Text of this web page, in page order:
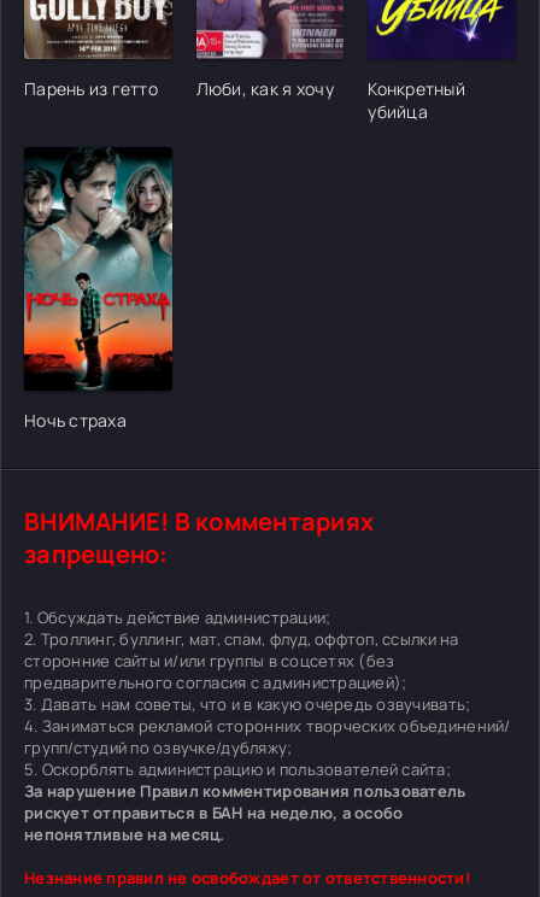
[/xfgiven_cvh_poster_urlcvh_poster_url]
Парень из гетто
[/xfgiven_cvh_poster_urlcvh_poster_url]
Люби, как я хочу
[/
Конкретный
убийца
[/xfgiven_cvh_poster_urlcvh_poster_url]
Ночь страха
ВНИМАНИЕ! В комментариях
запрещено:
1. Обсуждать действие администрации;
2. Троллинг, буллинг, мат, спам, флуд, оффтоп, ссылки на
сторонние сайты и/или группы в соцсетях (без
предварительного согласия с администрацией);
3. Давать нам советы, что и в какую очередь озвучивать;
4. Заниматься рекламой сторонних творческих объединений/
групп/студий по озвучке/дубляжу;
5. Оскорблять администрацию и пользователей сайта;
За нарушение Правил комментирования пользователь
рискует отправиться в БАН на неделю, а особо
непонятливые на месяц.
Незнание правил не освобождает от ответственности!